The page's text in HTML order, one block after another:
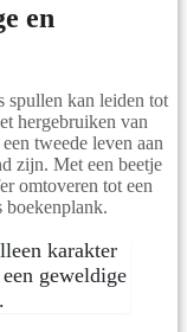
en
spullen kan leiden tot
hergebruiken van
tweede leven aan
zijn. Met een beetje
omtoveren tot een
boekenplank.
geweldige